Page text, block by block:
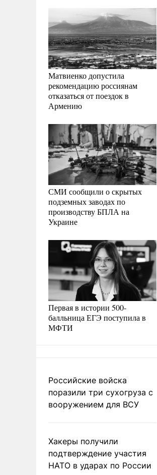
Матвиенко допустила
рекомендацию россиянам
отказаться от поездок в
Армению
СМИ сообщили о скрытых
подземных заводах по
производству БПЛА на
Украине
Первая в истории 500-
балльница ЕГЭ поступила в
МФТИ
Российские войска
поразили три сухогруза с
вооружением для ВСУ
Хакеры получили
подтверждение участия
НАТО в ударах по России